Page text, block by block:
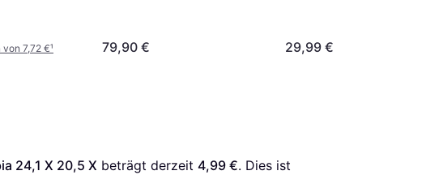
7,72 €¹ 79,90 € 29,99 €
24,1 X 20,5 X beträgt derzeit 4,99 €. Dies ist